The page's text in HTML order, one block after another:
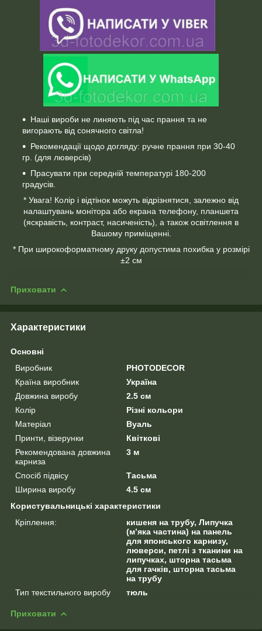
Наші вироби не линяють під час прання та не
вигорають від сонячного світла!
Рекомендації щодо догляду: ручне прання при 30-40
гр. (для люверсів)
Прасувати при середній температурі 180-200
градусів.
* Увага! Колір і відтінок можуть відрізнятися, залежно від
налаштувань монітора або екрана телефону, планшета
(яскравість, контраст, насиченість), а також освітлення в
Вашому приміщенні.
* При широкоформатному друку допустима похибка у розмірі
±2 см
Приховати
Характеристики
Основні
Виробник
PHOTODECOR
Країна виробник
Україна
Довжина виробу
2.5 см
Колір
Різні кольори
Матеріал
Вуаль
Принти, візерунки
Квіткові
Рекомендована довжина
карниза
3 м
Спосіб підвісу
Тасьма
Ширина виробу
4.5 см
Користувальницькі характеристики
Кріплення:
кишеня на трубу, Липучка
(м’яка частина) на панель
для японського карнизу,
люверси, петлі з тканини на
липучках, шторна тасьма
для гачків, шторна тасьма
на трубу
Тип текстильного виробу
тюль
Приховати